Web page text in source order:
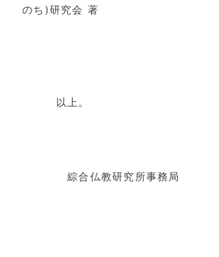
のち)研究会 著
以上。
綜合仏教研究所事務局